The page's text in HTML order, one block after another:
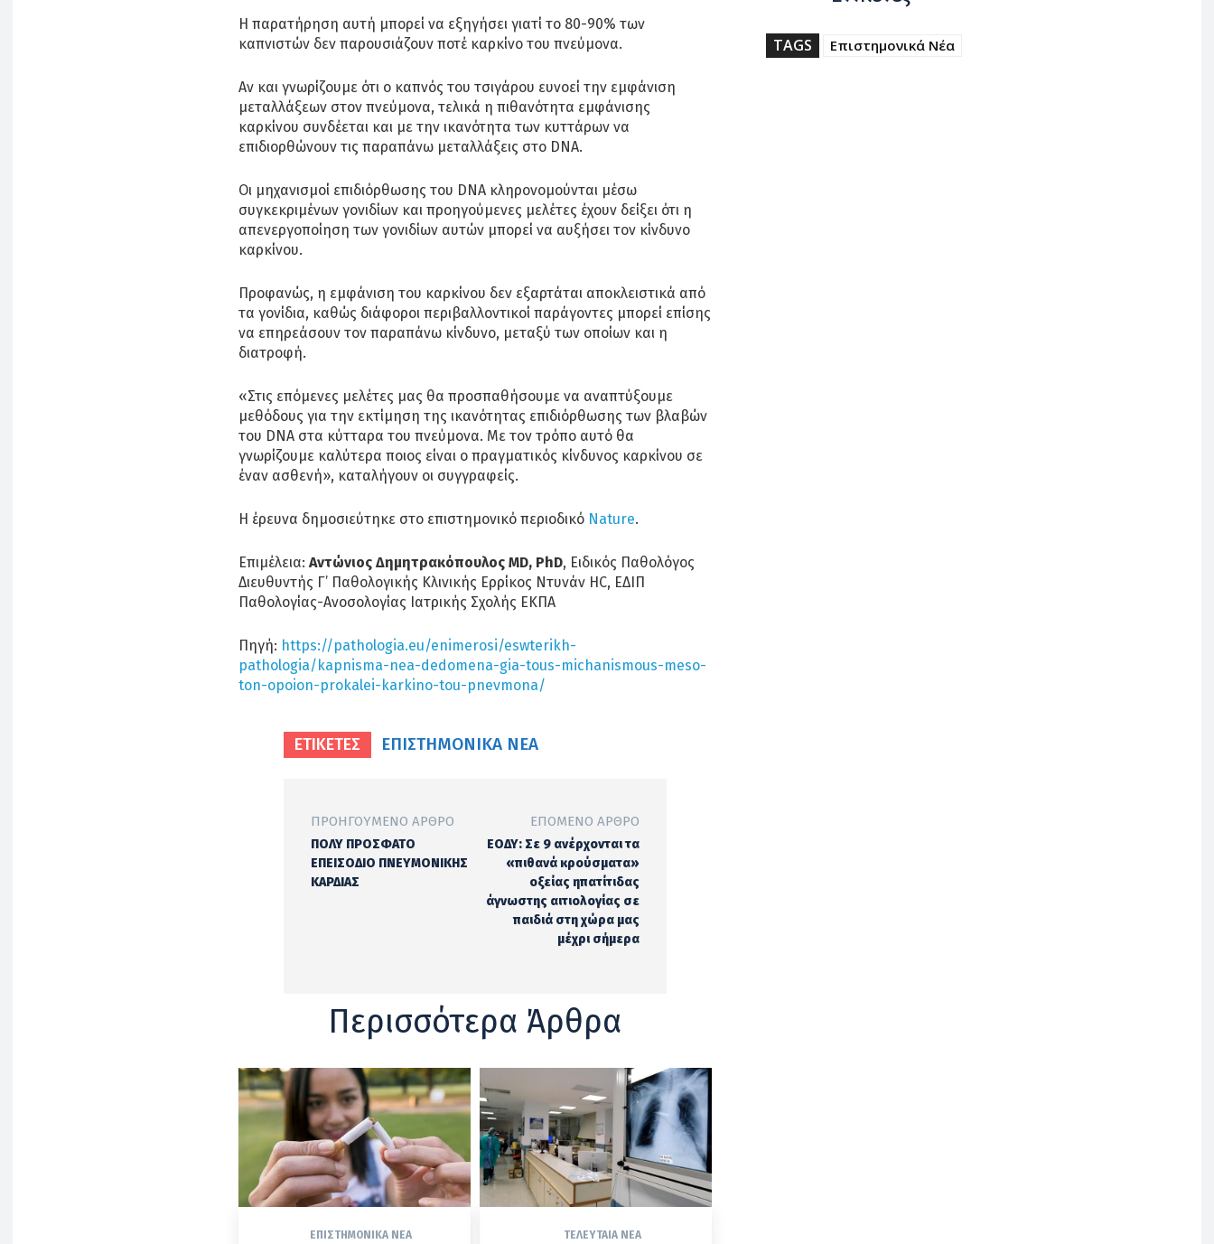
Η παρατήρηση αυτή μπορεί να εξηγήσει γιατί το 80-90% των
καπνιστών δεν παρουσιάζουν ποτέ καρκίνο του πνεύμονα.
Αν και γνωρίζουμε ότι ο καπνός του τσιγάρου ευνοεί την εμφάνιση
μεταλλάξεων στον πνεύμονα, τελικά η πιθανότητα εμφάνισης
καρκίνου συνδέεται και με την ικανότητα των κυττάρων να
επιδιορθώνουν τις παραπάνω μεταλλάξεις στο DNA.
Οι μηχανισμοί επιδιόρθωσης του DNA κληρονομούνται μέσω
συγκεκριμένων γονιδίων και προηγούμενες μελέτες έχουν δείξει ότι η
απενεργοποίηση των γονιδίων αυτών μπορεί να αυξήσει τον κίνδυνο
καρκίνου.
Προφανώς, η εμφάνιση του καρκίνου δεν εξαρτάται αποκλειστικά από
τα γονίδια, καθώς διάφοροι περιβαλλοντικοί παράγοντες μπορεί επίσης
να επηρεάσουν τον παραπάνω κίνδυνο, μεταξύ των οποίων και η
διατροφή.
«Στις επόμενες μελέτες μας θα προσπαθήσουμε να αναπτύξουμε
μεθόδους για την εκτίμηση της ικανότητας επιδιόρθωσης των βλαβών
του DNA στα κύτταρα του πνεύμονα. Με τον τρόπο αυτό θα
γνωρίζουμε καλύτερα ποιος είναι ο πραγματικός κίνδυνος καρκίνου σε
έναν ασθενή», καταλήγουν οι συγγραφείς.
Η έρευνα δημοσιεύτηκε στο επιστημονικό περιοδικό Nature.
Επιμέλεια: Αντώνιος Δημητρακόπουλος MD, PhD, Ειδικός Παθολόγος
Διευθυντής Γ’ Παθολογικής Κλινικής Ερρίκος Ντυνάν HC, ΕΔΙΠ
Παθολογίας-Ανοσολογίας Ιατρικής Σχολής ΕΚΠΑ
Πηγή: https://pathologia.eu/enimerosi/eswterikh-
pathologia/kapnisma-nea-dedomena-gia-tous-michanismous-meso-
ton-opoion-prokalei-karkino-tou-pnevmona/
ΕΤΙΚΕΤΕΣ ΕΠΙΣΤΗΜΟΝΙΚΆ ΝΈΑ
ΠΡΟΗΓΟΎΜΕΝΟ ΆΡΘΡΟ
ΠΟΛΥ ΠΡΟΣΦΑΤΟ
ΕΠΕΙΣΟΔΙΟ ΠΝΕΥΜΟΝΙΚΗΣ
ΚΑΡΔΙΑΣ
ΕΠΌΜΕΝΟ ΆΡΘΡΟ
ΕΟΔΥ: Σε 9 ανέρχονται τα
«πιθανά κρούσματα»
οξείας ηπατίτιδας
άγνωστης αιτιολογίας σε
παιδιά στη χώρα μας
μέχρι σήμερα
Περισσότερα Άρθρα
ΕΠΙΣΤΗΜΟΝΙΚΆ ΝΈΑ ΤΕΛΕΥΤΑΊΑ ΝΈΑ
TAGS Επιστημονικά Νέα